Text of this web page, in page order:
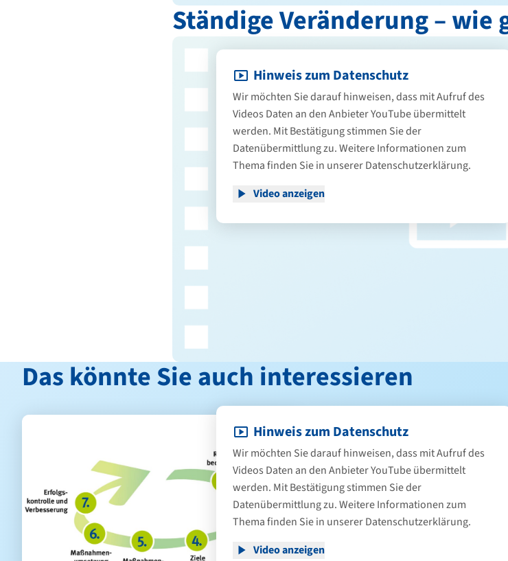
Hinweis zum Datenschutz
Wir möchten Sie darauf hinweisen, dass mit Aufruf des
Videos Daten an den Anbieter YouTube übermittelt
werden. Mit Bestätigung stimmen Sie der
Datenübermittlung zu. Weitere Informationen zum
Thema finden Sie in unsererDatenschutzerklärung.
Video anzeigen
Ständige Veränderung –
Hinweis zum Datenschutz
Wir möchten Sie darauf hinweisen, dass mit Aufruf des
Videos Daten an den Anbieter YouTube übermittelt
werden. Mit Bestätigung stimmen Sie der
Datenübermittlung zu. Weitere Informationen zum
Thema finden Sie in unsererDatenschutzerklärung.
Video anzeigen
Das könnte Sie auch interessieren